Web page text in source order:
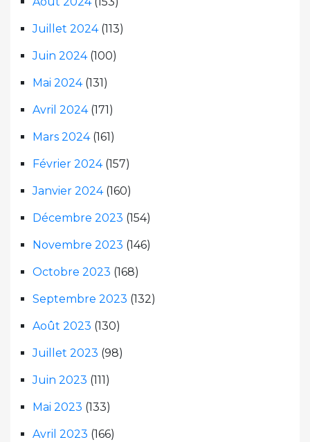
Juillet 2024(113)
Juin 2024(100)
Mai 2024(131)
Avril 2024(171)
Mars 2024(161)
Février 2024(157)
Janvier 2024(160)
Décembre 2023 (154)
Novembre 2023 (146)
Octobre 2023 (168)
Septembre 2023 (132)
Août 2023 (130)
Juillet 2023 (98)
Juin 2023 (111)
Mai 2023 (133)
Avril 2023 (166)